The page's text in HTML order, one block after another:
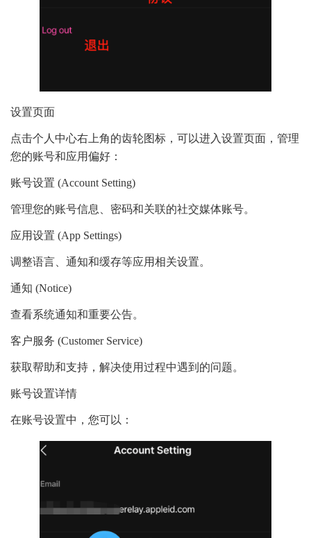
设置页面
点击个人中心右上角的齿轮图标，可以进入设置页面，管理
您的账号和应用偏好：
账号设置 (Account Setting)
管理您的账号信息、密码和关联的社交媒体账号。
应用设置 (App Settings)
调整语言、通知和缓存等应用相关设置。
通知 (Notice)
查看系统通知和重要公告。
客户服务 (Customer Service)
获取帮助和支持，解决使用过程中遇到的问题。
账号设置详情
在账号设置中，您可以：